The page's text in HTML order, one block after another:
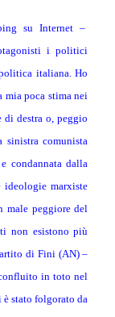
su Internet –
i politici
italiana. Ho
mia poca stima nei
destra o, peggio
comunista
condannata dalla
marxiste
male peggiore del
non esistono più
di Fini (AN) –
in toto nel
stato folgorato da